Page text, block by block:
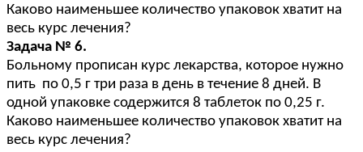
Каково наименьшее количество упаковок хватит на
весь курс лечения?
Задача № 6.
Больному прописан курс лекарства, которое нужно
пить по 0,5 г три раза в день в течение 8 дней. В
одной упаковке содержится 8 таблеток по 0,25 г.
Каково наименьшее количество упаковок хватит на
весь курс лечения?